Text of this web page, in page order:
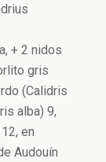
+ 2 nidos
gris
(Calidris
alba) 9,
en
Audouín